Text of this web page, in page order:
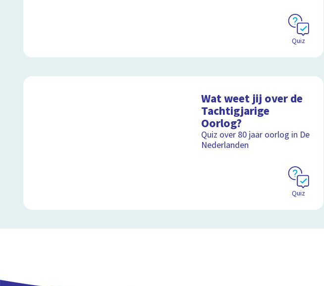
Quiz
Wat weet jij over de
Tachtigjarige
Oorlog?
Quiz over 80 jaar oorlog in De
Nederlanden
Quiz